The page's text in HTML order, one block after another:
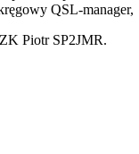
QSL-manager,
Piotr SP2JMR.